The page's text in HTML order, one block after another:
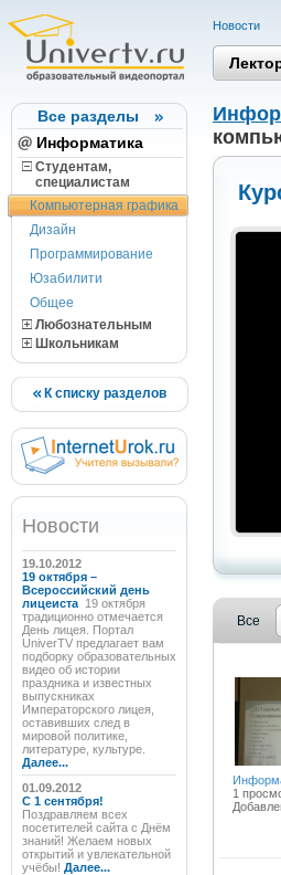
Все разделы
Информатика
Студентам,
cпециалистам
Компьютерная графика
Дизайн
Программирование
Юзабилити
Общее
Любознательным
Школьникам
К списку разделов
Новости
19.10.2012
19 октября –
Всероссийский день
лицеиста 19 октября
традиционно отмечается
День лицея. Портал
UniverTV предлагает вам
подборку образовательных
видео об истории
праздника и известных
выпускниках
Императорского лицея,
оставивших след в
мировой политике,
литературе, культуре.
Далее...
01.09.2012
C 1 сентября!
Поздравляем всех
посетителей сайта с Днём
знаний! Желаем новых
открытий и увлекательной
учёбы! Далее...
Новости
Все
1